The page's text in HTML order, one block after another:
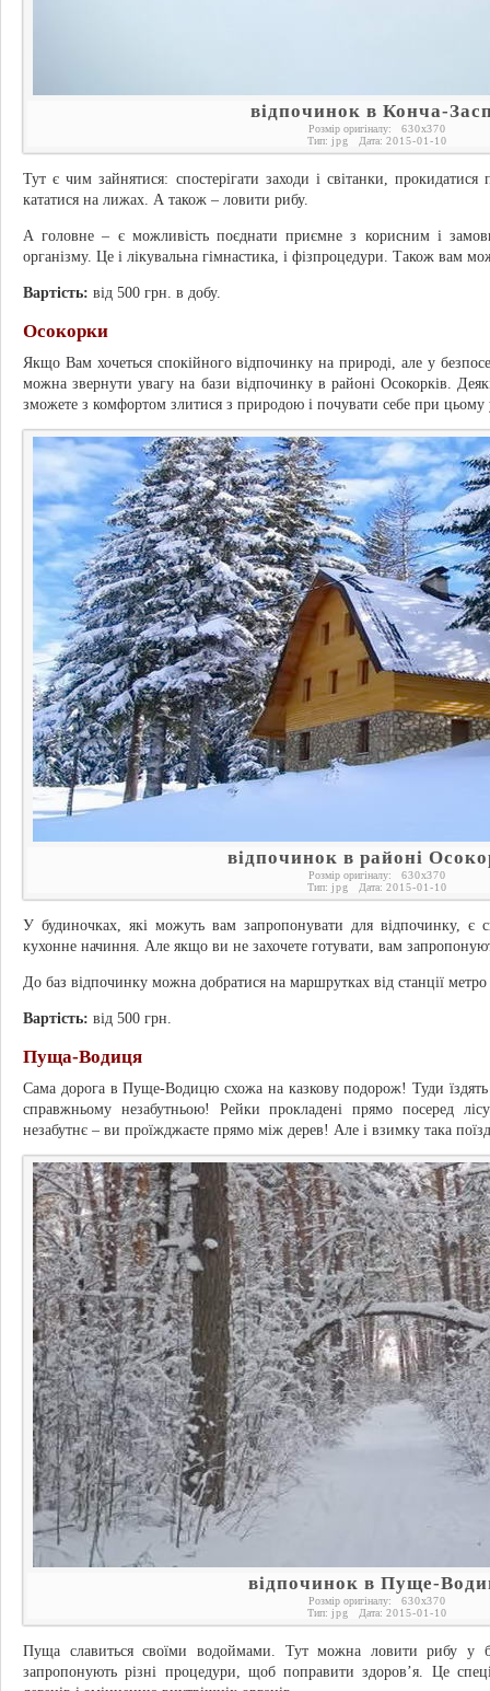
відпочинок в Конча-
Розмір оригіналу: 630x370
Тип: jpg Дата: 2015-01-10
Тут є чим зайнятися: спостерігати заходи і світанки,
кататися на лижах. А також – ловити рибу.
А головне – є можливість поєднати приємне з корисним і
організму. Це і лікувальна гімнастика, і фізпроцедури. Також вам
Вартість: від 500 грн. в добу.
Осокорки
Якщо Вам хочеться спокійного відпочинку на природі, але у
можна звернути увагу на бази відпочинку в районі Осокорків.
зможете з комфортом злитися з природою і почувати себе при цьому
відпочинок в районі
Розмір оригіналу: 630x370
Тип: jpg Дата: 2015-01-10
У будиночках, які можуть вам запропонувати для відпочинку, є
кухонне начиння. Але якщо ви не захочете готувати, вам
До баз відпочинку можна добратися на маршрутках від станції
Вартість: від 500 грн.
Пуща-Водиця
Сама дорога в Пуще-Водицю схожа на казкову подорож! Туди їздять
справжньому незабутньою! Рейки прокладені прямо посеред
незабутнє – ви проїжджаєте прямо між дерев! Але і взимку така
відпочинок в Пуще-
Розмір оригіналу: 630x370
Тип: jpg Дата: 2015-01-10
Пуща славиться своїми водоймами. Тут можна ловити рибу у
запропонують різні процедури, щоб поправити здоров’я. Це